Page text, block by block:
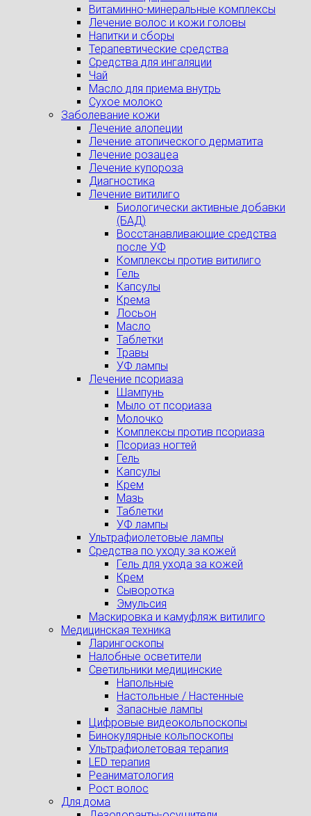
Витаминно-минеральные комплексы
Лечение волос и кожи головы
Напитки и сборы
Терапевтические средства
Средства для ингаляции
Чай
Масло для приема внутрь
Сухое молоко
Заболевание кожи
Лечение алопеции
Лечение атопического дерматита
Лечение розацеа
Лечение купороза
Диагностика
Лечение витилиго
Биологически активные добавки
(БАД)
Восстанавливающие средства
после УФ
Комплексы против витилиго
Гель
Капсулы
Крема
Лосьон
Масло
Таблетки
Травы
УФ лампы
Лечение псориаза
Шампунь
Мыло от псориаза
Молочко
Комплексы против псориаза
Псориаз ногтей
Гель
Капсулы
Крем
Мазь
Таблетки
УФ лампы
Ультрафиолетовые лампы
Средства по уходу за кожей
Гель для ухода за кожей
Крем
Сыворотка
Эмульсия
Маскировка и камуфляж витилиго
Медицинская техника
Ларингоскопы
Налобные осветители
Светильники медицинские
Напольные
Настольные / Настенные
Запасные лампы
Цифровые видеокольпоскопы
Бинокулярные кольпоскопы
Ультрафиолетовая терапия
LED терапия
Реаниматология
Рост волос
Для дома